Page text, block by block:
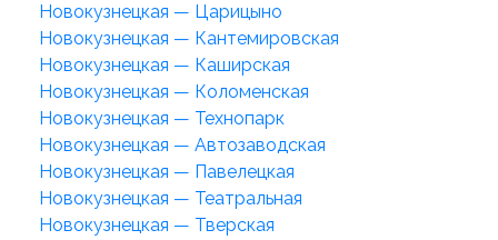
Новокузнецкая — Царицыно
Новокузнецкая — Кантемировская
Новокузнецкая — Каширская
Новокузнецкая — Коломенская
Новокузнецкая — Технопарк
Новокузнецкая — Автозаводская
Новокузнецкая — Павелецкая
Новокузнецкая — Театральная
Новокузнецкая — Тверская